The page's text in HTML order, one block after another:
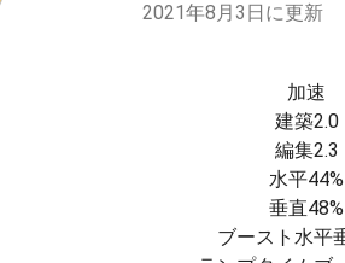
2021年8月3日に更新
加速
建築2.0
編集2.3
水平44%
垂直48%
ブースト水平